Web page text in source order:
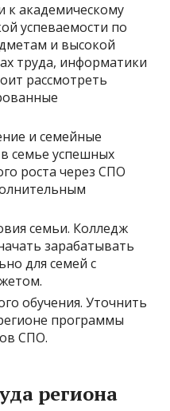
академическому
успеваемости по
и высокой
труда, информатики
рассмотреть
и семейные
семье успешных
роста через СПО
семьи. Колледж
зарабатывать
для семей с
обучения. Уточнить
программы
СПО.
региона